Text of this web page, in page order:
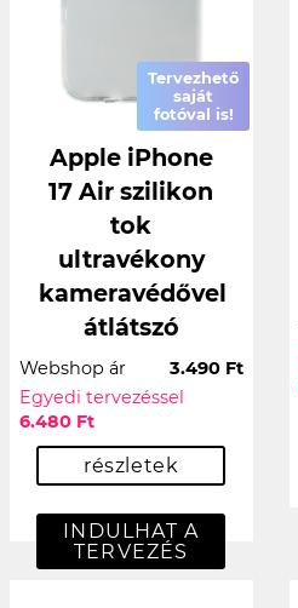
Tervezhető
saját
fotóval is!
Apple iPhone
17 Air szilikon
tok
ultravékony
kameravédővel
átlátszó
Webshop ár
3.490 Ft
Egyedi tervezéssel
6.480 Ft
részletek
INDULHAT A
TERVEZÉS